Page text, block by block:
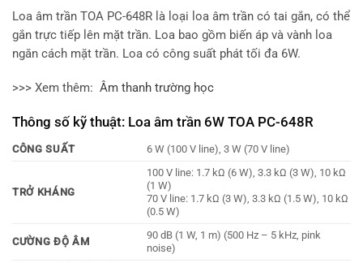
Loa âm trần TOA PC-648R là loại loa âm trần có tai gắn, có thể
gắn trực tiếp lên mặt trần. Loa bao gồm biến áp và vành loa
ngăn cách mặt trần. Loa có công suất phát tối đa 6W.
>>> Xem thêm: Âm thanh trường học
Thông số kỹ thuật: Loa âm trần 6W TOA PC-648R
CÔNG SUẤT 6 W (100 V line), 3 W (70 V line)
TRỞ KHÁNG
100 V line: 1.7 kΩ (6 W), 3.3 kΩ (3 W), 10 kΩ
(1 W)
70 V line: 1.7 kΩ (3 W), 3.3 kΩ (1.5 W), 10 kΩ
(0.5 W)
CƯỜNG ĐỘ ÂM
90 dB (1 W, 1 m) (500 Hz – 5 kHz, pink
noise)